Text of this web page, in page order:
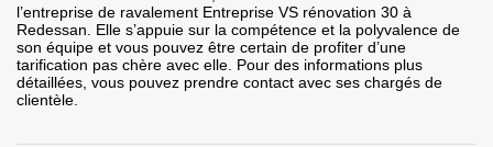
l’entreprise de ravalement Entreprise VS rénovation 30 à
Redessan. Elle s’appuie sur la compétence et la polyvalence de
son équipe et vous pouvez être certain de profiter d’une
tarification pas chère avec elle. Pour des informations plus
détaillées, vous pouvez prendre contact avec ses chargés de
clientèle.